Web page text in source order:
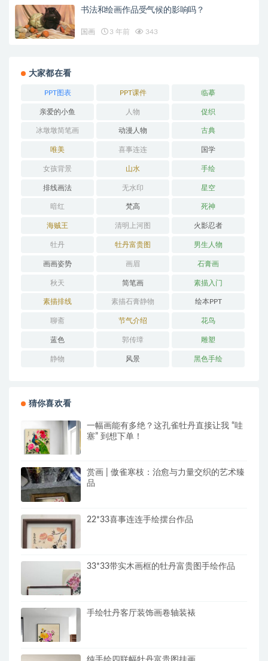
书法和绘画作品受气候的影响吗？
国画 3 年前 343
大家都在看
PPT图表 PPT课件 临摹
亲爱的小鱼 人物 促织
冰墩墩简笔画 动漫人物 古典
唯美 喜事连连 国学
女孩背景 山水 手绘
排线画法 无水印 星空
暗红 梵高 死神
海贼王 清明上河图 火影忍者
牡丹 牡丹富贵图 男生人物
画画姿势 画眉 石膏画
秋天 简笔画 素描入门
素描排线 素描石膏静物 绘本PPT
聊斋 节气介绍 花鸟
蓝色 郭传璋 雕塑
静物 风景 黑色手绘
猜你喜欢看
一幅画能有多绝？这孔雀牡丹直接让我 “哇
塞” 到想下单！
赏画 | 傲雀寒枝：治愈与力量交织的艺术臻
品
22*33喜事连连手绘摆台作品
33*33带实木画框的牡丹富贵图手绘作品
手绘牡丹客厅装饰画卷轴装裱